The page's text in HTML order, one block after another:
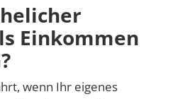
Einkommen
wenn Ihr eigenes